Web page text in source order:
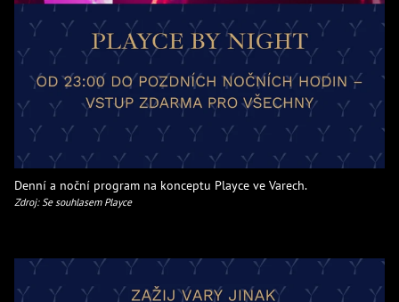
Denní a noční program na konceptu Playce ve Varech.
Zdroj: Se souhlasem Playce